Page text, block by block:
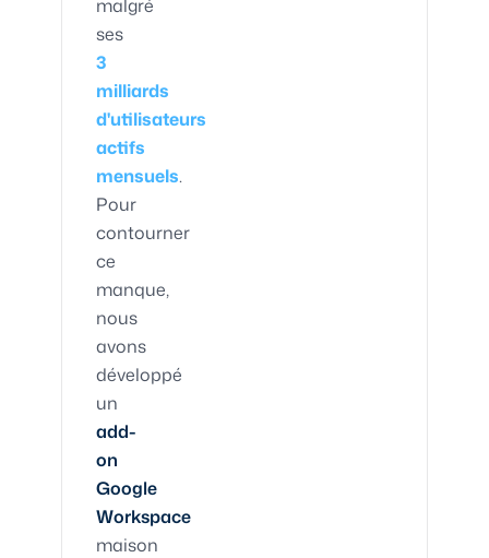
malgré
ses
3
milliards
d'utilisateurs
actifs
mensuels.
Pour
contourner
ce
manque,
nous
avons
développé
un
add-
on
Google
Workspace
maison